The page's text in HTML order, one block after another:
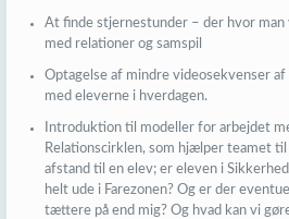
At finde stjernestunder – der hvor
med relationer og samspil
Optagelse af mindre videosekvenser
med eleverne i hverdagen.
Introduktion til modeller for arbejdet
Relationscirklen, som hjælper teamet
afstand til en elev; er eleven i
helt ude i Farezonen? Og er der
tættere på end mig? Og hvad kan vi